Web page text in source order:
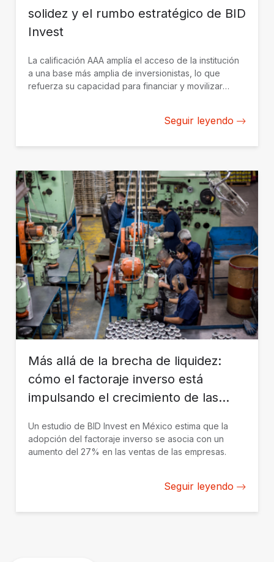
solidez y el rumbo estratégico de BID
Invest
La calificación AAA amplía el acceso de la institución
a una base más amplia de inversionistas, lo que
refuerza su capacidad para financiar y movilizar
Seguir leyendo
Más allá de la brecha de liquidez:
cómo el factoraje inverso está
impulsando el crecimiento de las
Un estudio de BID Invest en México estima que la
adopción del factoraje inverso se asocia con un
aumento del 27% en las ventas de las empresas.
Seguir leyendo